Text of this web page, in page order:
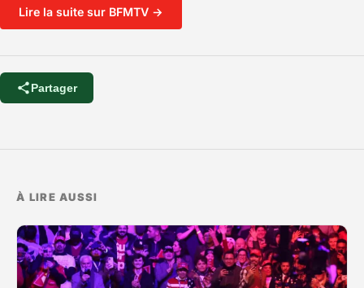
Lire la suite sur BFMTV →
Partager
À LIRE AUSSI